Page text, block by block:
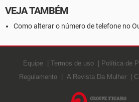
VEJA TAMBÉM
Como alterar o número de telefone no
Equipe Termos de uso Política de
Regulamento
A Revista Da Mulher